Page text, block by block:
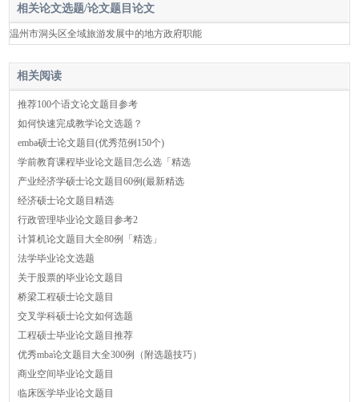
相关论文选题/论文题目论文
温州市洞头区全域旅游发展中的地方政府职能
相关阅读
推荐100个语文论文题目参考
如何快速完成教学论文选题？
emba硕士论文题目(优秀范例150个)
学前教育课程毕业论文题目怎么选「精选
产业经济学硕士论文题目60例(最新精选
经济硕士论文题目精选
行政管理毕业论文题目参考2
计算机论文题目大全80例「精选」
法学毕业论文选题
关于股票的毕业论文题目
桥梁工程硕士论文题目
交叉学科硕士论文如何选题
工程硕士毕业论文题目推荐
优秀mba论文题目大全300例（附选题技巧）
商业空间毕业论文题目
临床医学毕业论文题目